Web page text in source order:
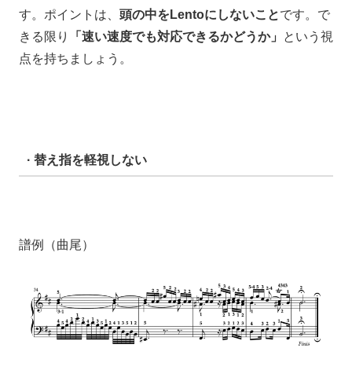
す。ポイントは、 頭の中をLentoにしないことです。で
きる限り
「速い速度でも対応できるかどうか」
という視
点を持ちましょう。
· 替え指を軽視しない
譜例（曲尾）